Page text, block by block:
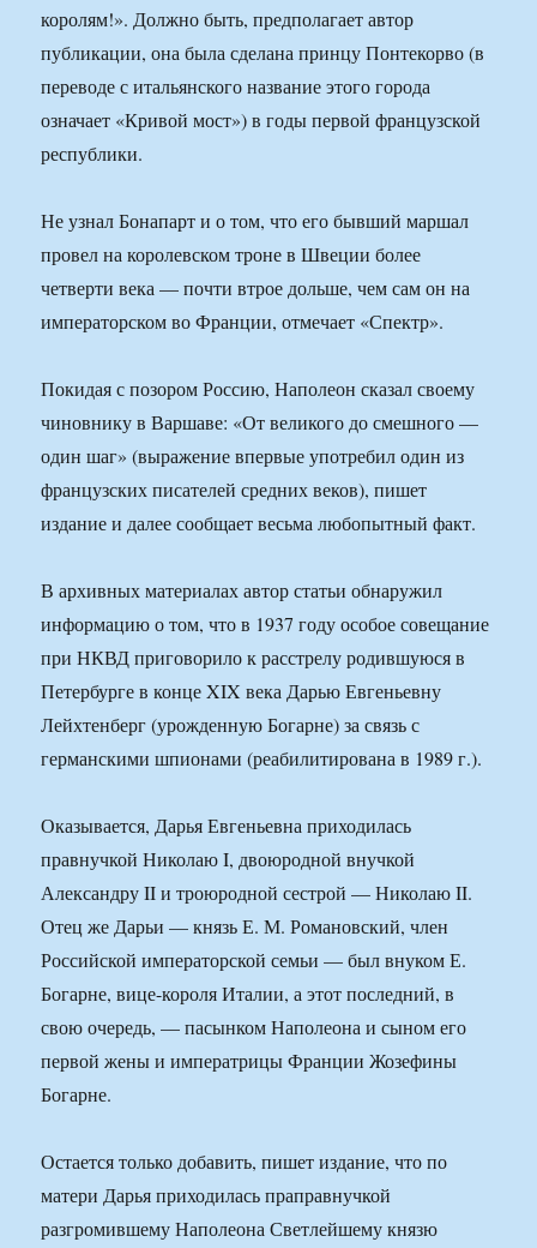
королям!». Должно быть, предполагает автор
публикации, она была сделана принцу Понтекорво (в
переводе с итальянского название этого города
означает «Кривой мост») в годы первой французской
республики.
Не узнал Бонапарт и о том, что его бывший маршал
провел на королевском троне в Швеции более
четверти века — почти втрое дольше, чем сам он на
императорском во Франции, отмечает «Спектр».
Покидая с позором Россию, Наполеон сказал своему
чиновнику в Варшаве: «От великого до смешного —
один шаг» (выражение впервые употребил один из
французских писателей средних веков), пишет
издание и далее сообщает весьма любопытный факт.
В архивных материалах автор статьи обнаружил
информацию о том, что в 1937 году особое совещание
при НКВД приговорило к расстрелу родившуюся в
Петербурге в конце XIX века Дарью Евгеньевну
Лейхтенберг (урожденную Богарне) за связь с
германскими шпионами (реабилитирована в 1989 г.).
Оказывается, Дарья Евгеньевна приходилась
правнучкой Николаю I, двоюродной внучкой
Александру II и троюродной сестрой — Николаю II.
Отец же Дарьи — князь Е. М. Романовский, член
Российской императорской семьи — был внуком Е.
Богарне, вице-короля Италии, а этот последний, в
свою очередь, — пасынком Наполеона и сыном его
первой жены и императрицы Франции Жозефины
Богарне.
Остается только добавить, пишет издание, что по
матери Дарья приходилась праправнучкой
разгромившему Наполеона Светлейшему князю